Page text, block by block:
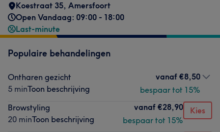
Koestraat 35, Amersfoort
Open Vandaag: 09:00 - 18:00
Last-minute
Populaire behandelingen
Ontharen gezicht
5 minToon beschrijving
vanaf €8,50
bespaar tot 15%
Browstyling
20 minToon beschrijving
vanaf €28,90
bespaar tot 15%
Kies